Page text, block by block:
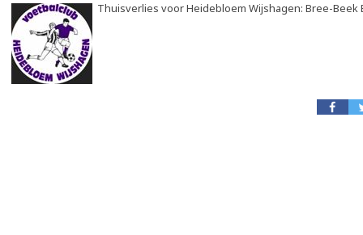
Thuisverlies voor Heidebloem Wijshagen: Bree-Beek